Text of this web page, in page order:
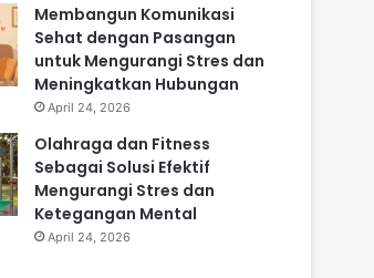
Membangun Komunikasi
Sehat dengan Pasangan
untuk Mengurangi Stres dan
Meningkatkan Hubungan
April 24, 2026
Olahraga dan Fitness
Sebagai Solusi Efektif
Mengurangi Stres dan
Ketegangan Mental
April 24, 2026